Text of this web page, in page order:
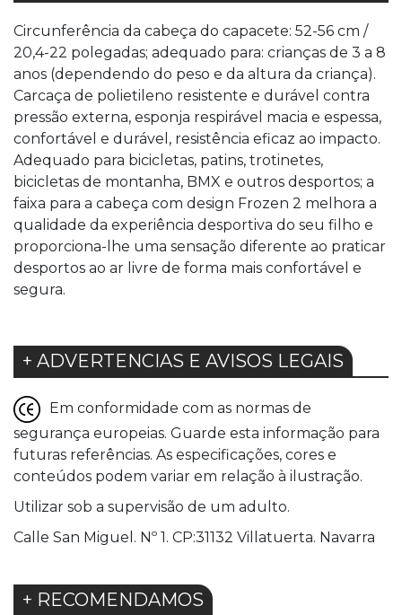
Circunferência da cabeça do capacete: 52-56 cm /
20,4-22 polegadas; adequado para: crianças de 3 a 8
anos (dependendo do peso e da altura da criança).
Carcaça de polietileno resistente e durável contra
pressão externa, esponja respirável macia e espessa,
confortável e durável, resistência eficaz ao impacto.
Adequado para bicicletas, patins, trotinetes,
bicicletas de montanha, BMX e outros desportos; a
faixa para a cabeça com design Frozen 2 melhora a
qualidade da experiência desportiva do seu filho e
proporciona-lhe uma sensação diferente ao praticar
desportos ao ar livre de forma mais confortável e
segura.
+ ADVERTENCIAS E AVISOS LEGAIS
Em conformidade com as normas de
segurança europeias. Guarde esta informação para
futuras referências. As especificações, cores e
conteúdos podem variar em relação à ilustração.
Utilizar sob a supervisão de um adulto.
Calle San Miguel. Nº 1. CP:31132 Villatuerta. Navarra
+ RECOMENDAMOS